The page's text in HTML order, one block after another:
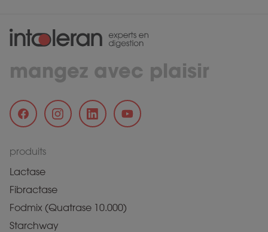
mangez avec plaisir
produits
Lactase
Fibractase
Fodmix (Quatrase 10.000)
Starchway